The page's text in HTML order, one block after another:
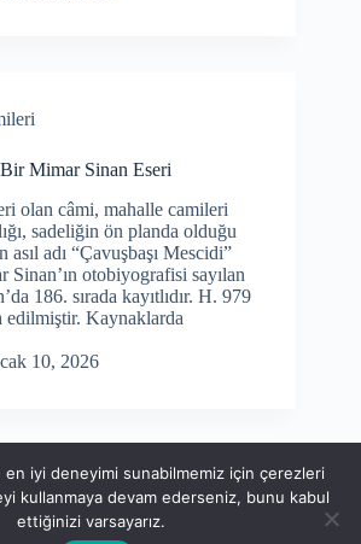
Mimar Sinan Eseri
olan câmi, mahalle camileri
sadeliğin ön planda olduğu
asıl adı “Çavuşbaşı Mescidi”
Sinan’ın otobiyografisi sayılan
186. sırada kayıtlıdır. H. 979
edilmiştir. Kaynaklarda
10, 2026
iyi deneyimi sunabilmemiz için çerezleri
kullanmaya devam ederseniz, bunu kabul
ettiğinizi varsayarız.